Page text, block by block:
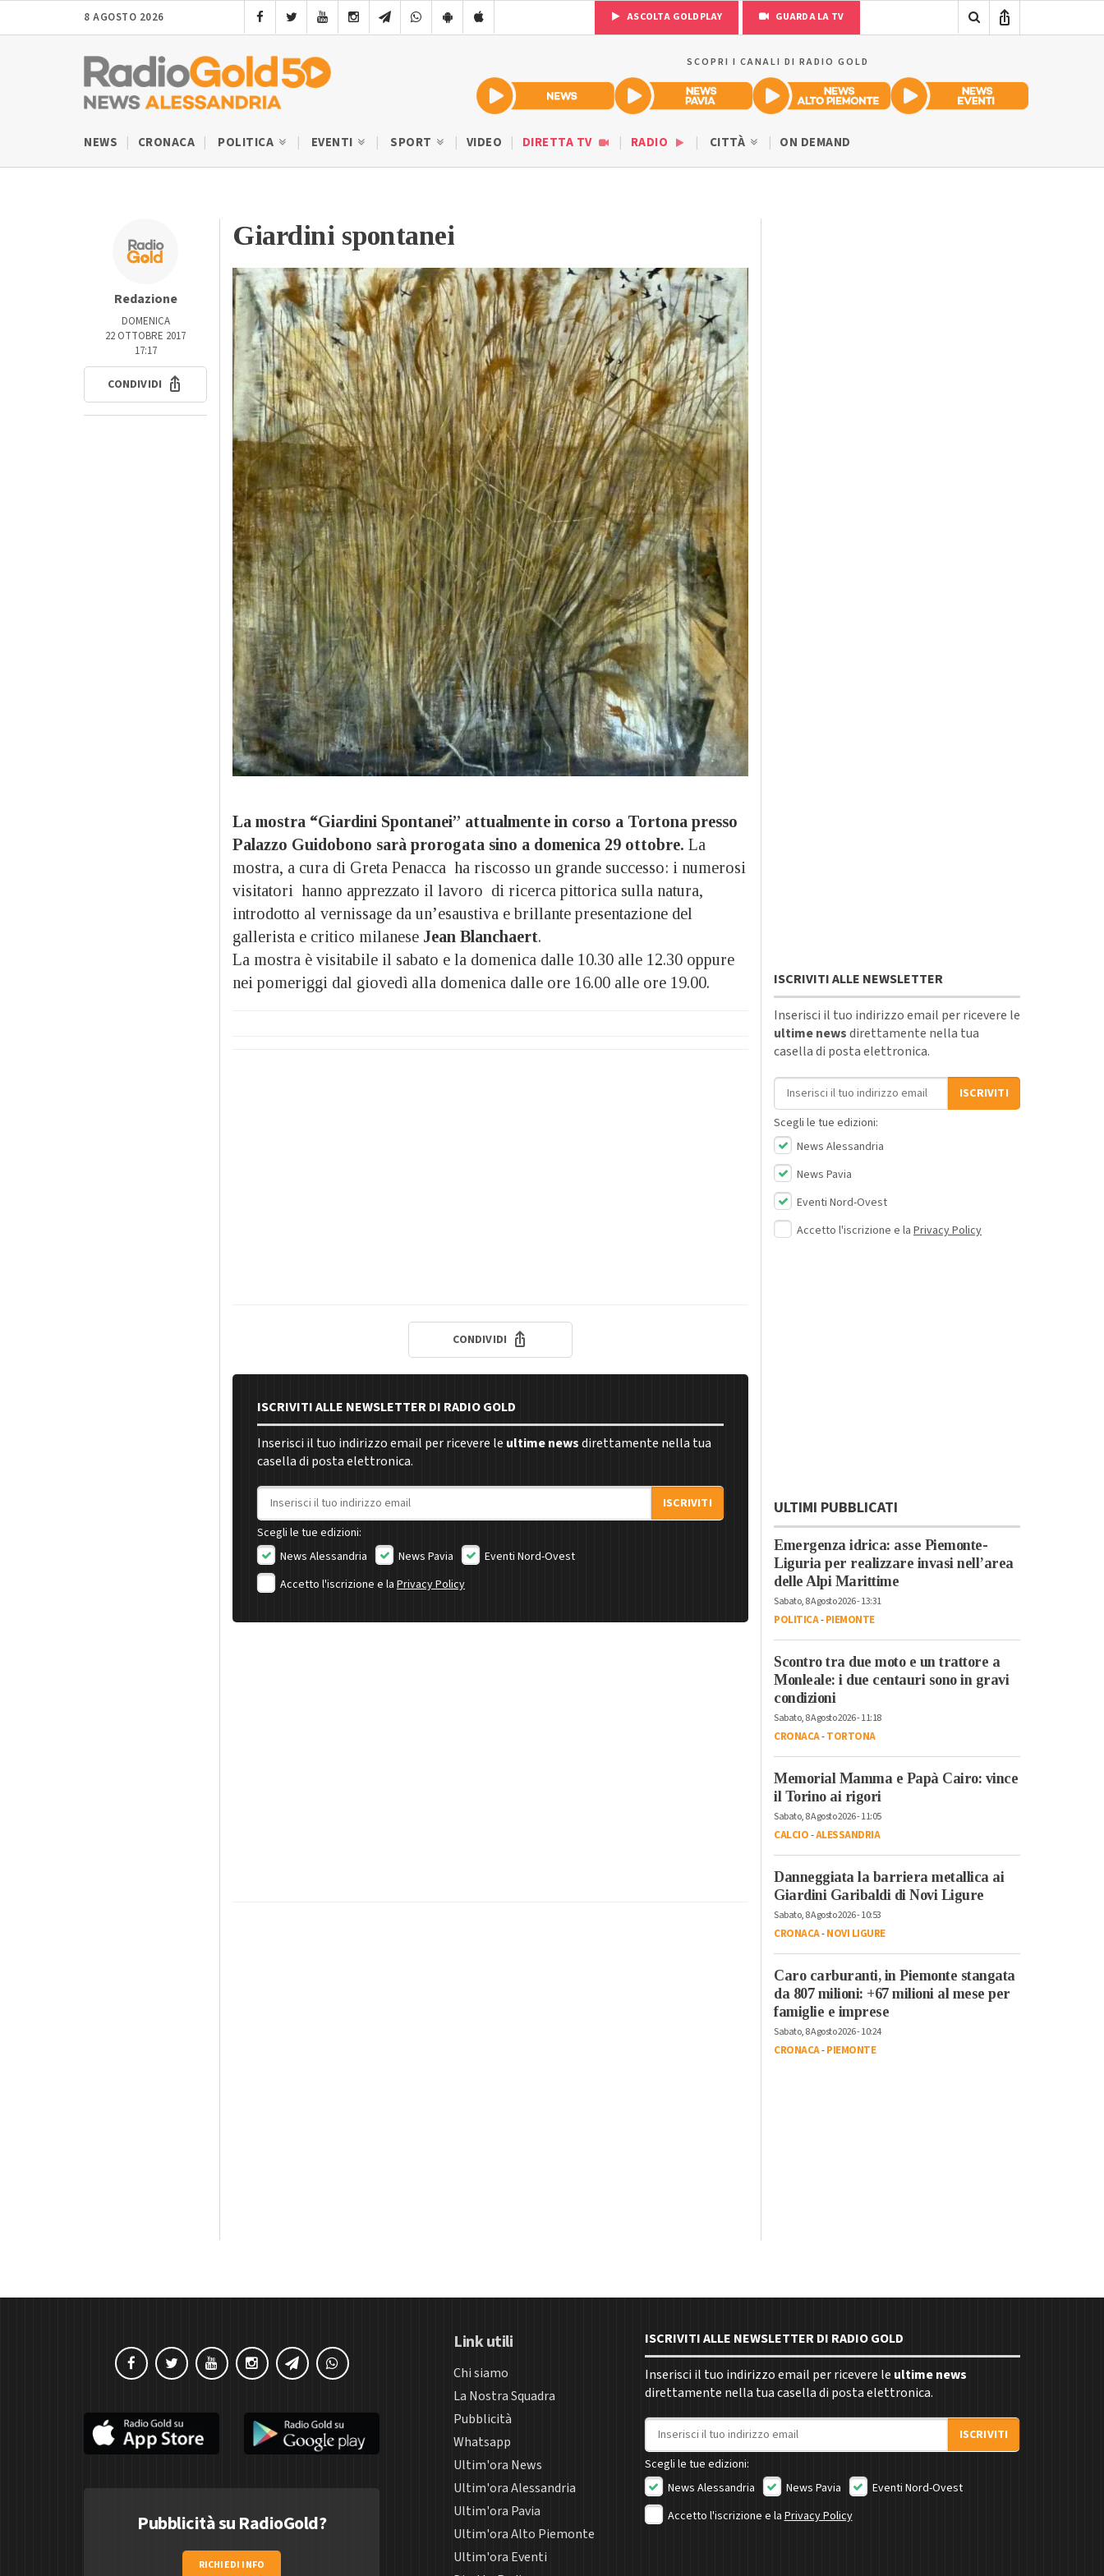
8 AGOSTO 2026 ASCOLTA GOLDPLAY GUARDA LA TV
SCOPRI I CANALI DI RADIO GOLD
NEWS CRONACA POLITICA EVENTI SPORT VIDEO DIRETTA TV RADIO CITTÀ ON DEMAND
Redazione
DOMENICA
22 OTTOBRE 2017
17:17
CONDIVIDI
Giardini spontanei
La mostra “Giardini Spontanei” attualmente in corso a Tortona presso
Palazzo Guidobono sarà prorogata sino a domenica 29 ottobre. La
mostra, a cura di Greta Penacca ha riscosso un grande successo: i numerosi
visitatori hanno apprezzato il lavoro di ricerca pittorica sulla natura,
introdotto al vernissage da un’esaustiva e brillante presentazione del
gallerista e critico milanese Jean Blanchaert.
La mostra è visitabile il sabato e la domenica dalle 10.30 alle 12.30 oppure
nei pomeriggi dal giovedì alla domenica dalle ore 16.00 alle ore 19.00.
CONDIVIDI
ISCRIVITI ALLE NEWSLETTER DI RADIO GOLD
Inserisci il tuo indirizzo email per ricevere le ultime newsdirettamente nella tua
casella di posta elettronica.
Indirizzo email
ISCRIVITI
Scegli le tue edizioni:
News Alessandria
News Pavia
Eventi Nord-Ovest
Accetto l'iscrizione e la Privacy Policy
ISCRIVITI ALLE NEWSLETTER
Inserisci il tuo indirizzo email per ricevere le
ultime newsdirettamente nella tua
casella di posta elettronica.
Indirizzo email
ISCRIVITI
Scegli le tue edizioni:
News Alessandria
News Pavia
Eventi Nord-Ovest
Accetto l'iscrizione e la Privacy Policy
ULTIMI PUBBLICATI
Emergenza idrica: asse Piemonte-
Liguria per realizzare invasi nell’area
delle Alpi Marittime
Sabato, 8 Agosto 2026 - 13:31
POLITICA-PIEMONTE
Scontro tra due moto e un trattore a
Monleale: i due centauri sono in gravi
condizioni
Sabato, 8 Agosto 2026 - 11:18
CRONACA-TORTONA
Memorial Mamma e Papà Cairo: vince
il Torino ai rigori
Sabato, 8 Agosto 2026 - 11:05
CALCIO-ALESSANDRIA
Danneggiata la barriera metallica ai
Giardini Garibaldi di Novi Ligure
Sabato, 8 Agosto 2026 - 10:53
CRONACA-NOVI LIGURE
Caro carburanti, in Piemonte stangata
da 807 milioni: +67 milioni al mese per
famiglie e imprese
Sabato, 8 Agosto 2026 - 10:24
CRONACA-PIEMONTE
Pubblicità su RadioGold?
RICHIEDI INFO
Link utili
Chi siamo
La Nostra Squadra
Pubblicità
Whatsapp
Ultim'ora News
Ultim'ora Alessandria
Ultim'ora Pavia
Ultim'ora Alto Piemonte
Ultim'ora Eventi
ISCRIVITI ALLE NEWSLETTER DI RADIO GOLD
Inserisci il tuo indirizzo email per ricevere le ultime news
direttamente nella tua casella di posta elettronica.
Indirizzo email
ISCRIVITI
Scegli le tue edizioni:
News Alessandria
News Pavia
Eventi Nord-Ovest
Accetto l'iscrizione e la Privacy Policy